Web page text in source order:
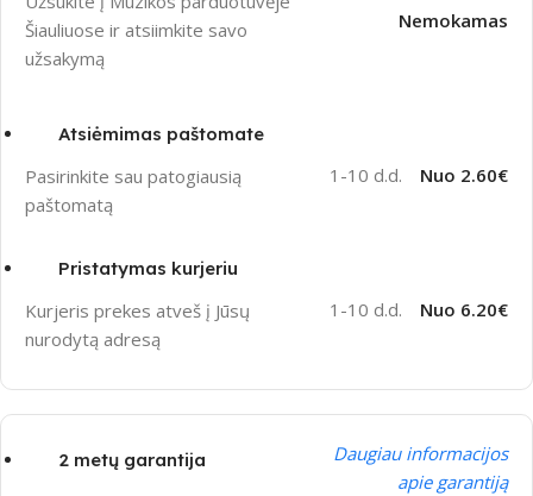
Šiauliuose ir atsiimkite savo
užsakymą
Nemokamas
Atsiėmimas paštomate
Pasirinkite sau patogiausią
paštomatą
1-10 d.d. Nuo 2.60€
Pristatymas kurjeriu
Kurjeris prekes atveš į Jūsų
nurodytą adresą
1-10 d.d. Nuo 6.20€
2 metų garantija
Daugiau informacijos
apie garantiją